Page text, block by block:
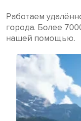
Работаем
города. Более
нашей помощью.